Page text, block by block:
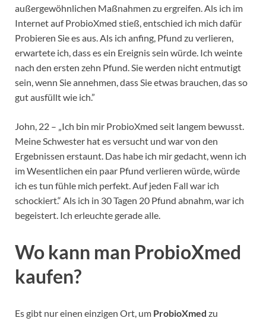
außergewöhnlichen Maßnahmen zu ergreifen. Als ich im
Internet auf ProbioXmed stieß, entschied ich mich dafür
Probieren Sie es aus. Als ich anfing, Pfund zu verlieren,
erwartete ich, dass es ein Ereignis sein würde. Ich weinte
nach den ersten zehn Pfund. Sie werden nicht entmutigt
sein, wenn Sie annehmen, dass Sie etwas brauchen, das so
gut ausfüllt wie ich.”
John, 22 – „Ich bin mir ProbioXmed seit langem bewusst.
Meine Schwester hat es versucht und war von den
Ergebnissen erstaunt. Das habe ich mir gedacht, wenn ich
im Wesentlichen ein paar Pfund verlieren würde, würde
ich es tun fühle mich perfekt. Auf jeden Fall war ich
schockiert.“ Als ich in 30 Tagen 20 Pfund abnahm, war ich
begeistert. Ich erleuchte gerade alle.
Wo kann man ProbioXmed
kaufen?
Es gibt nur einen einzigen Ort, um ProbioXmed zu